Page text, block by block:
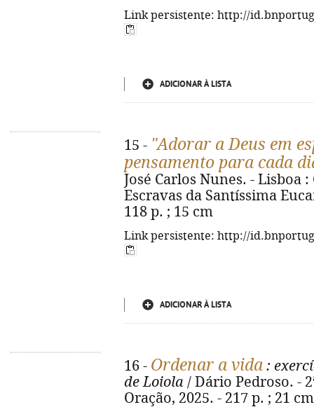
Link persistente: http://
ADICIONAR À LISTA
15 - "Adorar a Deus em
pensamento para cada
José Carlos Nunes. - Lisboa
Escravas da Santíssima
118 p. ; 15 cm
Link persistente: http://
ADICIONAR À LISTA
16 - Ordenar a vida :
de Loiola / Dário Pedroso. -
Oração, 2025. - 217 p. ; 21